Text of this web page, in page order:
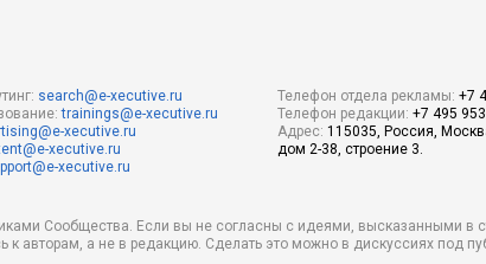
search@e-xecutive.ru
trainings@e-xecutive.ru
xecutive.ru
xecutive.ru
xecutive.ru
Телефон отдела рекламы: +7
Телефон редакции: +7 495
Адрес: 115035, Россия,
дом 2-38, строение 3.
Сообщества. Если вы не согласны с идеями, высказанными в
к авторам, а не в редакцию. Сделать это можно в дискуссиях под